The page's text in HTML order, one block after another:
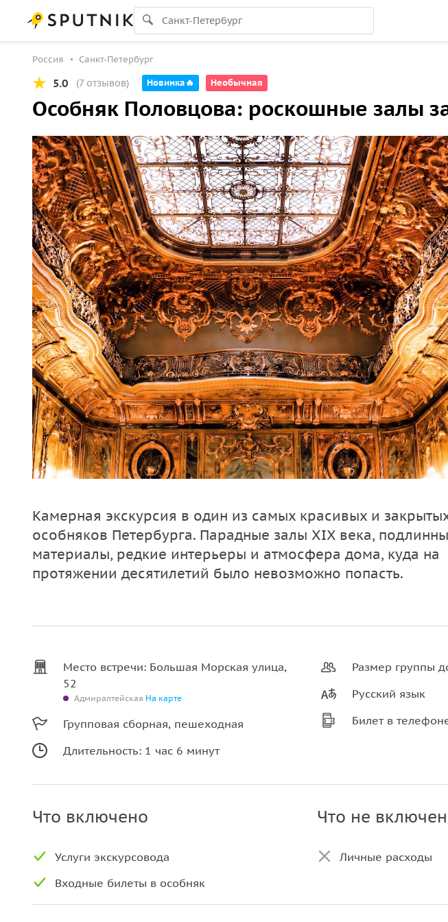
Россия Санкт-Петербург
5.0 (7 отзывов) Новинка🔥 Необычная
Особняк Половцова: роскошные залы
Камерная экскурсия в один из самых красивых и
особняков Петербурга. Парадные залы XIX века,
материалы, редкие интерьеры и атмосфера дома, куда на
протяжении десятилетий было невозможно попасть.
Место встречи: Большая Морская улица,
52
Адмиралтейская На карте
Групповая сборная, пешеходная
Длительность: 1 час 6 минут
Размер группы
Русский язык
Билет в
Что включено
Услуги экскурсовода
Входные билеты в особняк
Что не
Личные расходы